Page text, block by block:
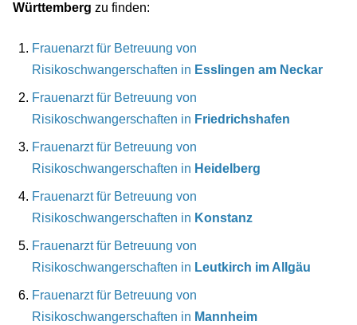
Württemberg zu finden:
Frauenarzt für Betreuung von
Risikoschwangerschaften in Esslingen am Neckar
Frauenarzt für Betreuung von
Risikoschwangerschaften in Friedrichshafen
Frauenarzt für Betreuung von
Risikoschwangerschaften in Heidelberg
Frauenarzt für Betreuung von
Risikoschwangerschaften in Konstanz
Frauenarzt für Betreuung von
Risikoschwangerschaften in Leutkirch im Allgäu
Frauenarzt für Betreuung von
Risikoschwangerschaften in Mannheim